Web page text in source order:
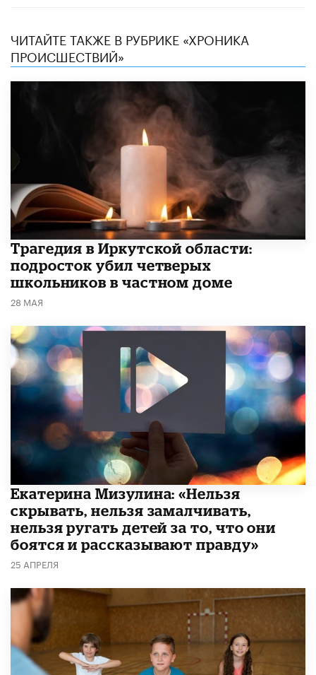
ЧИТАЙТЕ ТАКЖЕ В РУБРИКЕ «ХРОНИКА
ПРОИСШЕСТВИЙ»
Трагедия в Иркутской области:
подросток убил четверых
школьников в частном доме
28 МАЯ
Екатерина Мизулина: «Нельзя
скрывать, нельзя замалчивать,
нельзя ругать детей за то, что они
боятся и рассказывают правду»
25 АПРЕЛЯ